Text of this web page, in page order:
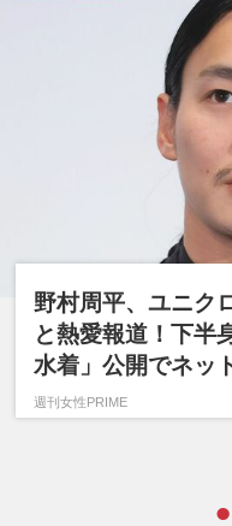
野村周平、ユニク
と熱愛報道！下半
水着」公開でネッ
週刊女性PRIME